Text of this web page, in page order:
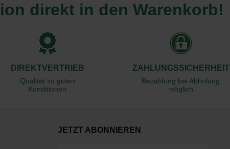
direkt in den Warenkorb!
DIREKTVERTRIEB
Qualität zu guten
Konditionen
ZAHLUNGSSICHERHEIT
Bezahlung bei Abholung
möglich
JETZT ABONNIEREN